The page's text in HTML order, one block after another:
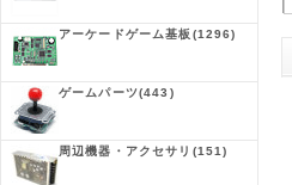
アーケードゲーム基板 (1296)
ゲームパーツ(443)
周辺機器・アクセサリ (151)